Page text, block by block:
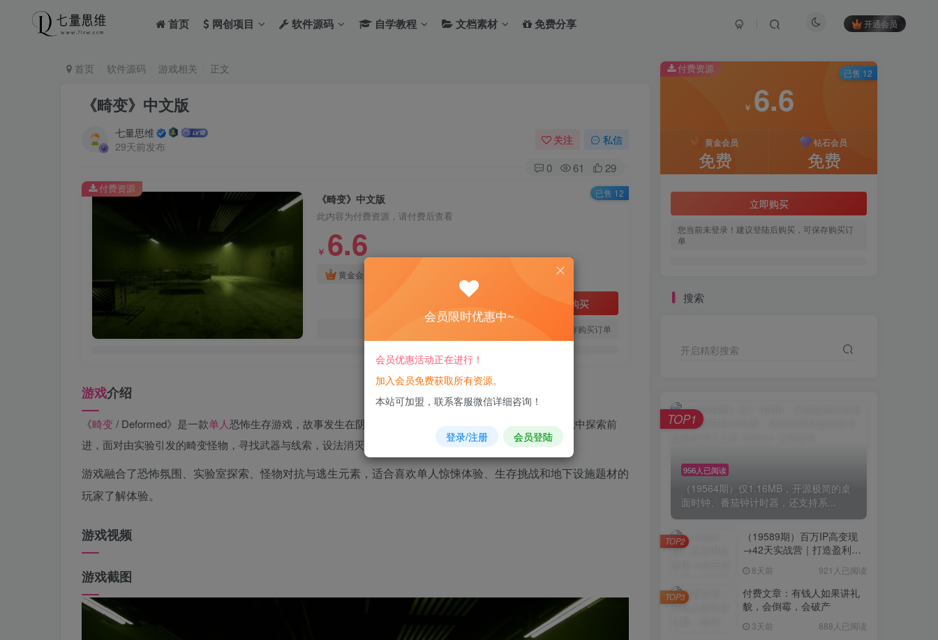
首页 网创项目 软件源码 自学教程 文档素材 免费分享 开通会员
首页 软件源码 游戏相关 正文
《畸变》中文版
七量思维
29天前发布
关注 私信
0 61 29
《畸变》中文版
此内容为付费资源，请付费后查看
￥ 6.6
黄金会员
立即购买
您当前未登录！建议登陆后购买，可保存购买订单
付费资源 已售 12
游戏介绍
《畸变 / Deformed》是一款单人恐怖生存游戏，故事发生在阴暗压抑的地下实验室中。玩家需要在未知环境中探索前
进，面对由实验引发的畸变怪物，寻找武器与线索，设法消灭威胁并逃离这座充满危险的设施。
游戏融合了恐怖氛围、实验室探索、怪物对抗与逃生元素，适合喜欢单人惊悚体验、生存挑战和地下设施题材的
玩家了解体验。
游戏视频
游戏截图
付费资源
￥ 6.6
黄金会员
免费
钻石会员
免费
立即购买
您当前未登录！建议登陆后购买，可保存购买订
单
已售 12
搜索
开启精彩搜索
956人已阅读
（19564期）仅1.16MB，开源极简的桌
面时钟、番茄钟计时器，还支持系...
TOP1
（19589期）百万IP高变现
→42天实战营｜打造盈利赚
域转化批量成交积累客户案
例
8天前 921人已阅读
TOP2
付费文章：有钱人如果讲礼
貌，会倒霉，会破产
3天前 888人已阅读
TOP3
会员限时优惠中~
会员优惠活动正在进行！
加入会员免费获取所有资源。
本站可加盟，联系客服微信详细咨询！
登录/注册 会员登陆